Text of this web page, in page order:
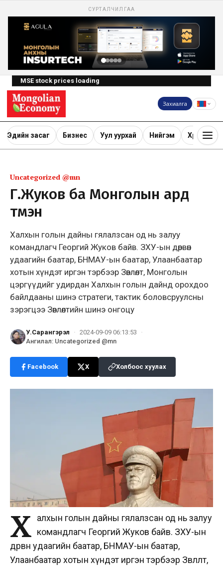
СУРТАЛЧИЛГАА
MSE stock prices loading
Захиалга
Эдийн засаг Бизнес Уул уурхай Нийгэм Хөрөнгө
Uncategorized @mn
Г.Жуков ба Монголын ард
түмэн
Халхын голын дайны гялалзсан од нь залуу
командлагч Георгий Жуков байв. ЗХУ-ын дөрвөн
удаагийн баатар, БНМАУ-ын баатар, Улаанбаатар
хотын хүндэт иргэн тэрбээр Зөвлөлт, Монголын
цэргүүдийг удирдан Халхын голын дайнд орохдоо
байлдааны шинэ стратеги, тактик боловсруулсны
зэрэгцээ Зөвлөлтийн шинэ онгоцу
У.Сарангэрэл · 2024-09-09 06:13:53
·
Ангилал: Uncategorized @mn
Facebook X Холбоос хуулах
Х алхын голын дайны гялалзсан од нь залуу
командлагч Георгий Жуков байв. ЗХУ-ын
дөрвөн удаагийн баатар, БНМАУ-ын баатар,
Улаанбаатар хотын хүндэт иргэн тэрбээр Зөвлөлт,